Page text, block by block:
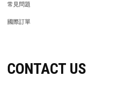
常見問題
國際訂單
CONTACT US